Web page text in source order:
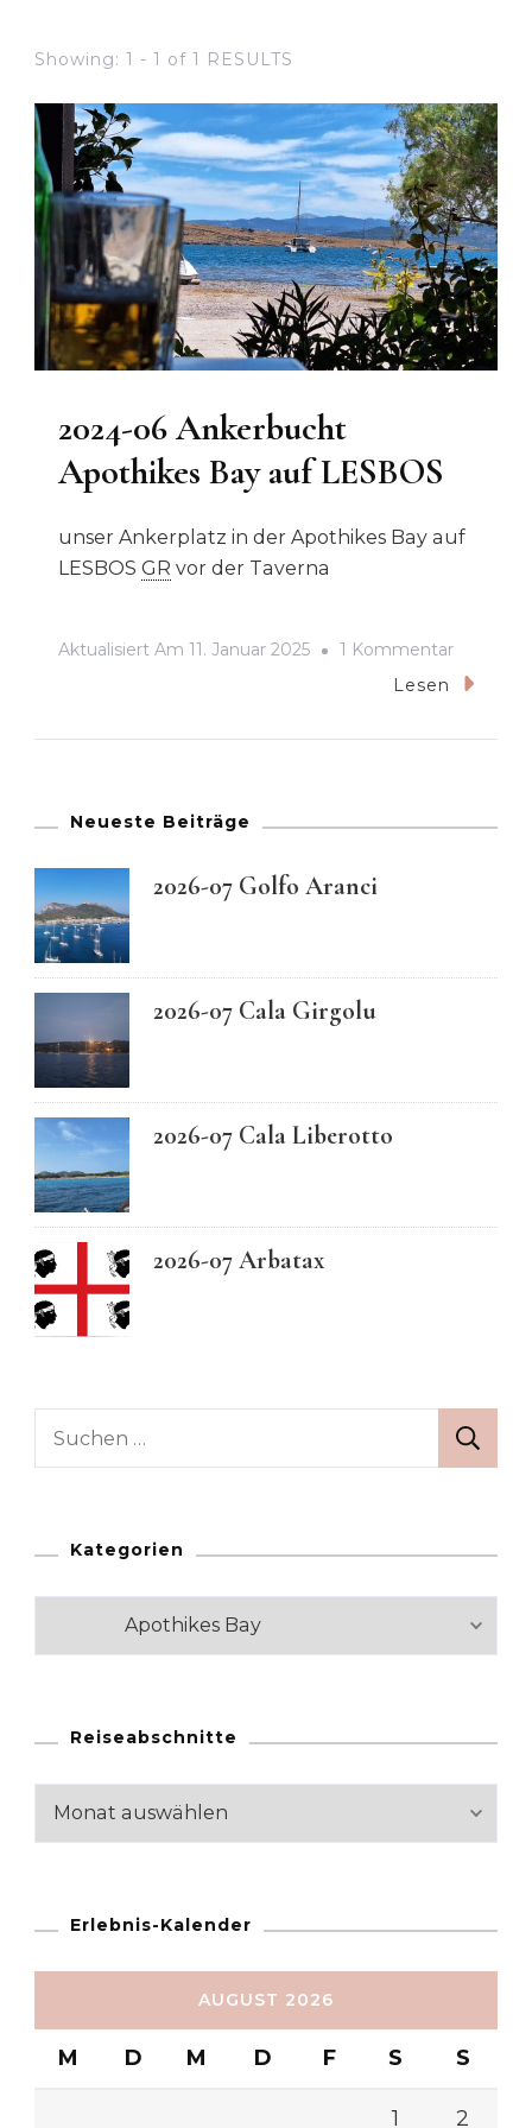
Showing: 1 - 1 of 1 RESULTS
2024-06 Ankerbucht
Apothikes Bay auf LESBOS
unser Ankerplatz in der Apothikes Bay auf
LESBOS GR vor der Taverna
Aktualisiert Am 11. Januar 2025 1 KommentarZu
2024-
Lesen
Neueste Beiträge
2026-07 Golfo Aranci
2026-07 Cala Girgolu
2026-07 Cala Liberotto
2026-07 Arbatax
Suchen
Kategorien
Kategorien
Reiseabschnitte
Reiseabschnitte
Erlebnis-Kalender
AUGUST 2026
M D M D F S S
1 2